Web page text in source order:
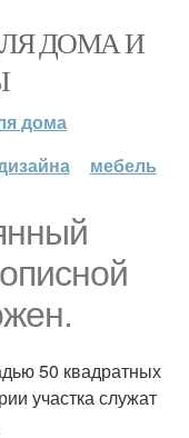
ДОМА И
дома
мебель
50 квадратных
участка служат